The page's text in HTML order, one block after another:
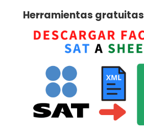
Herramientas gratuitas